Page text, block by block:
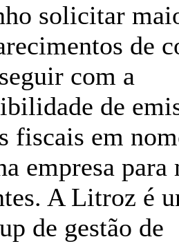
solicitar
de
com a
de
fiscais em
empresa para
A Litroz é
de gestão de